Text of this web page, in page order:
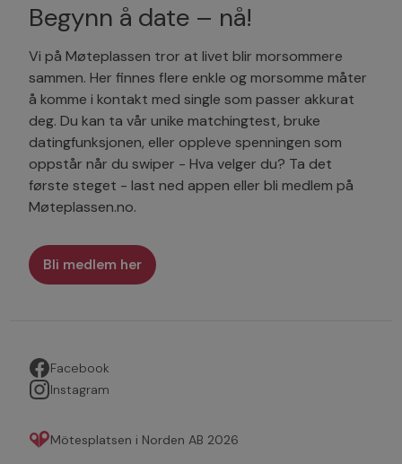
Begynn å date – nå!
Vi på Møteplassen tror at livet blir morsommere
sammen. Her finnes flere enkle og morsomme måter
å komme i kontakt med single som passer akkurat
deg. Du kan ta vår unike matchingtest, bruke
datingfunksjonen, eller oppleve spenningen som
oppstår når du swiper - Hva velger du? Ta det
første steget - last ned appen eller bli medlem på
Møteplassen.no.
Bli medlem her
Facebook
Instagram
Mötesplatsen i Norden AB 2026